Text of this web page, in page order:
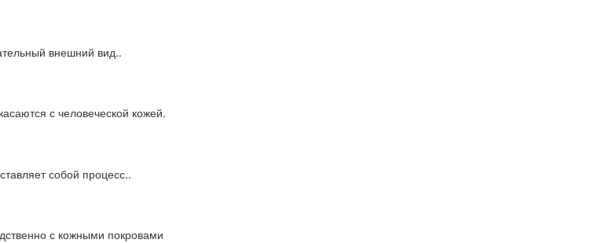
внешний вид..
с человеческой кожей.
собой процесс..
с кожными покровами